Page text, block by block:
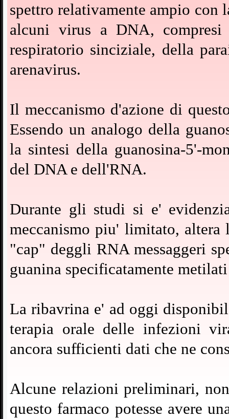
spettro relativamente ampio
alcuni virus a DNA,
respiratorio sinciziale, della
arenavirus.
Il meccanismo d'azione di
Essendo un analogo della
la sintesi della guanosina-5'-
del DNA e dell'RNA.
Durante gli studi si e'
meccanismo piu' limitato, altera
"cap" deggli RNA messaggeri
guanina specificatamente
La ribavrina e' ad oggi
terapia orale delle infezioni
ancora sufficienti dati che ne
Alcune relazioni preliminari,
questo farmaco potesse avere